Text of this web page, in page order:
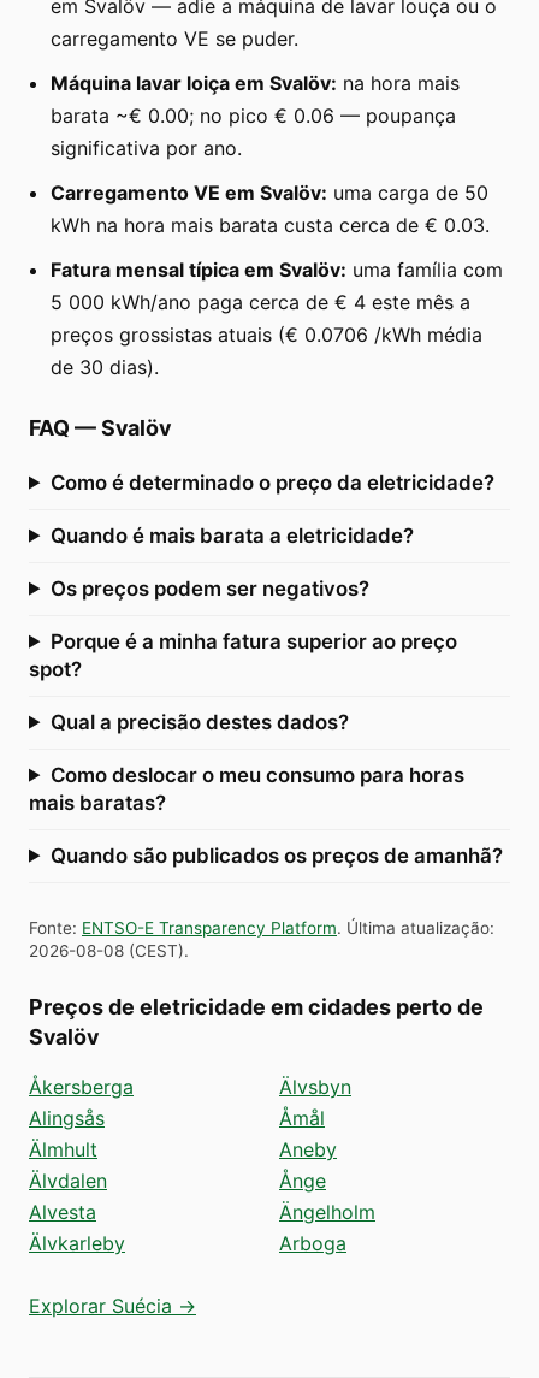
em Svalöv — adie a máquina de lavar louça ou o
carregamento VE se puder.
Máquina lavar loiça em Svalöv: na hora mais
barata ~€ 0.00; no pico € 0.06 — poupança
significativa por ano.
Carregamento VE em Svalöv: uma carga de 50
kWh na hora mais barata custa cerca de € 0.03.
Fatura mensal típica em Svalöv: uma família com
5 000 kWh/ano paga cerca de € 4 este mês a
preços grossistas atuais (€ 0.0706 /kWh média
de 30 dias).
FAQ —Svalöv
Como é determinado o preço da eletricidade?
Quando é mais barata a eletricidade?
Os preços podem ser negativos?
Porque é a minha fatura superior ao preço
spot?
Qual a precisão destes dados?
Como deslocar o meu consumo para horas
mais baratas?
Quando são publicados os preços de amanhã?
Fonte: ENTSO-E Transparency Platform. Última atualização:
2026-08-08 (CEST).
Preços de eletricidade em cidades perto de
Svalöv
Åkersberga
Alingsås
Älmhult
Älvdalen
Alvesta
Älvkarleby
Älvsbyn
Åmål
Aneby
Ånge
Ängelholm
Arboga
Explorar Suécia →